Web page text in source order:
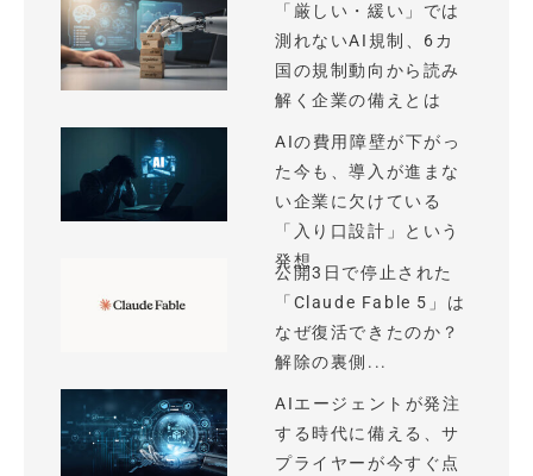
「厳しい・緩い」では
測れないAI規制、6カ
国の規制動向から読み
解く企業の備えとは
AIの費用障壁が下がっ
た今も、導入が進まな
い企業に欠けている
「入り口設計」という
発想
公開3日で停止された
「Claude Fable 5」は
なぜ復活できたのか？
解除の裏側...
AIエージェントが発注
する時代に備える、サ
プライヤーが今すぐ点